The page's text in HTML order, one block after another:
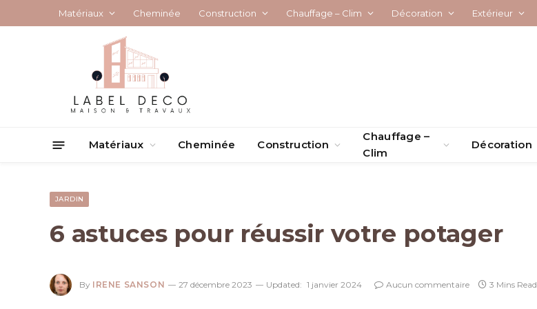
Matériaux Cheminée Construction Chauffage – Clim Décoration Extérieur
Matériaux Cheminée Construction
Chauffage –
Clim
Décoration
JARDIN
6 astuces pour réussir votre potager
By IRENE SANSON 27 décembre 2023 Updated: 1 janvier 2024 Aucun commentaire 3 Mins Read